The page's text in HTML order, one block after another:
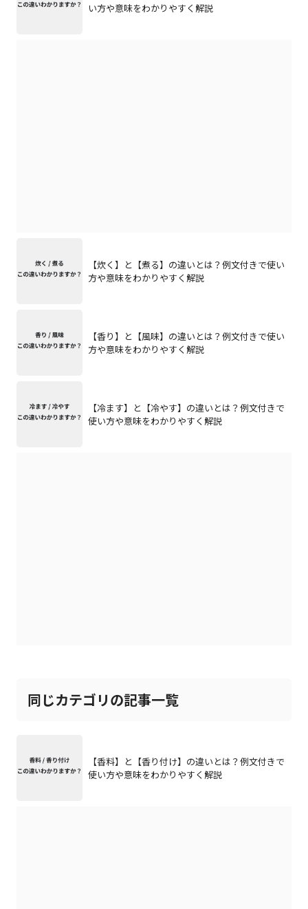
い方や意味をわかりやすく解説
【炊く】と【煮る】の違いとは？例文付きで使い
方や意味をわかりやすく解説
【香り】と【風味】の違いとは？例文付きで使い
方や意味をわかりやすく解説
【冷ます】と【冷やす】の違いとは？例文付きで
使い方や意味をわかりやすく解説
同じカテゴリの記事一覧
【香料】と【香り付け】の違いとは？例文付きで
使い方や意味をわかりやすく解説